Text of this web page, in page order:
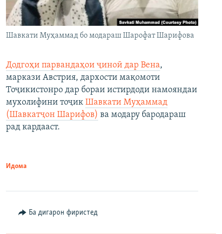
Шавкати Муҳаммад бо модараш Шарофат Шарифова
Додгоҳи парвандаҳои ҷиноӣ дар Вена,
маркази Австрия, дархости мақомоти
Тоҷикистонро дар бораи истирдоди намояндаи
мухолифини тоҷик Шавкати Муҳаммад
(Шавкатҷон Шарифов) ва модару бародараш
рад кардааст.
Идома
Ба дигарон фиристед